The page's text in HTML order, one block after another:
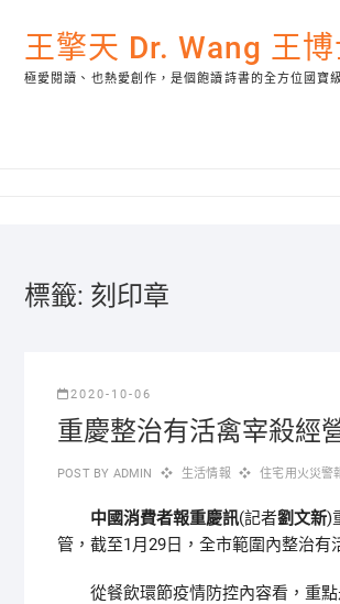
content王擎天 Dr. Wang 王
極愛閱讀、也熱愛創作，是個飽讀詩書的全方位國寶
標籤: 刻印章
2020-10-06
重慶整治有活禽宰殺經
POST BY ADMIN 生活情報 住宅用火災警
中國消費者報重慶訊(記者劉文新)
管，截至1月29日，全市範圍內整治有
從餐飲環節疫情防控內容看，重點